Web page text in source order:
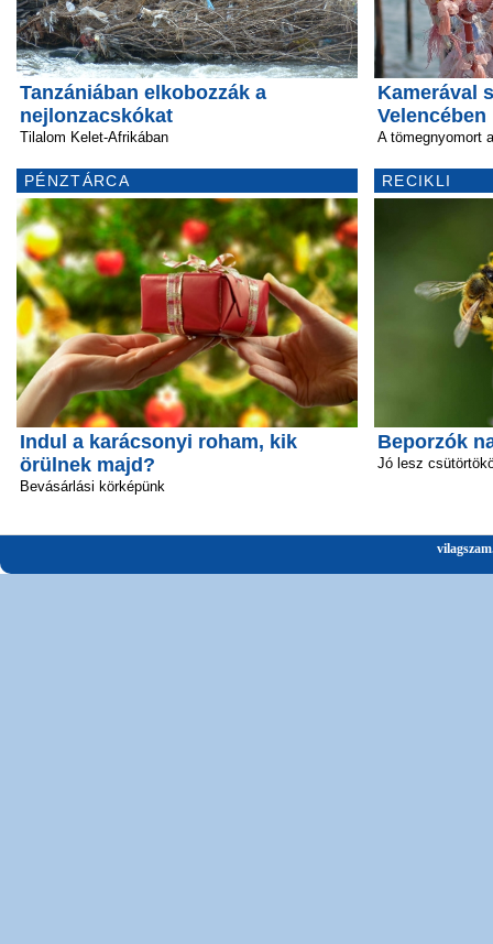
Tanzániában elkobozzák a
nejlonzacskókat
Tilalom Kelet-Afrikában
PÉNZTÁRCA
Indul a karácsonyi roham, kik
örülnek majd?
Bevásárlási körképünk
Kamerával
Velencében
A tömegnyomort
RECIKLI
Beporzók
Jó lesz